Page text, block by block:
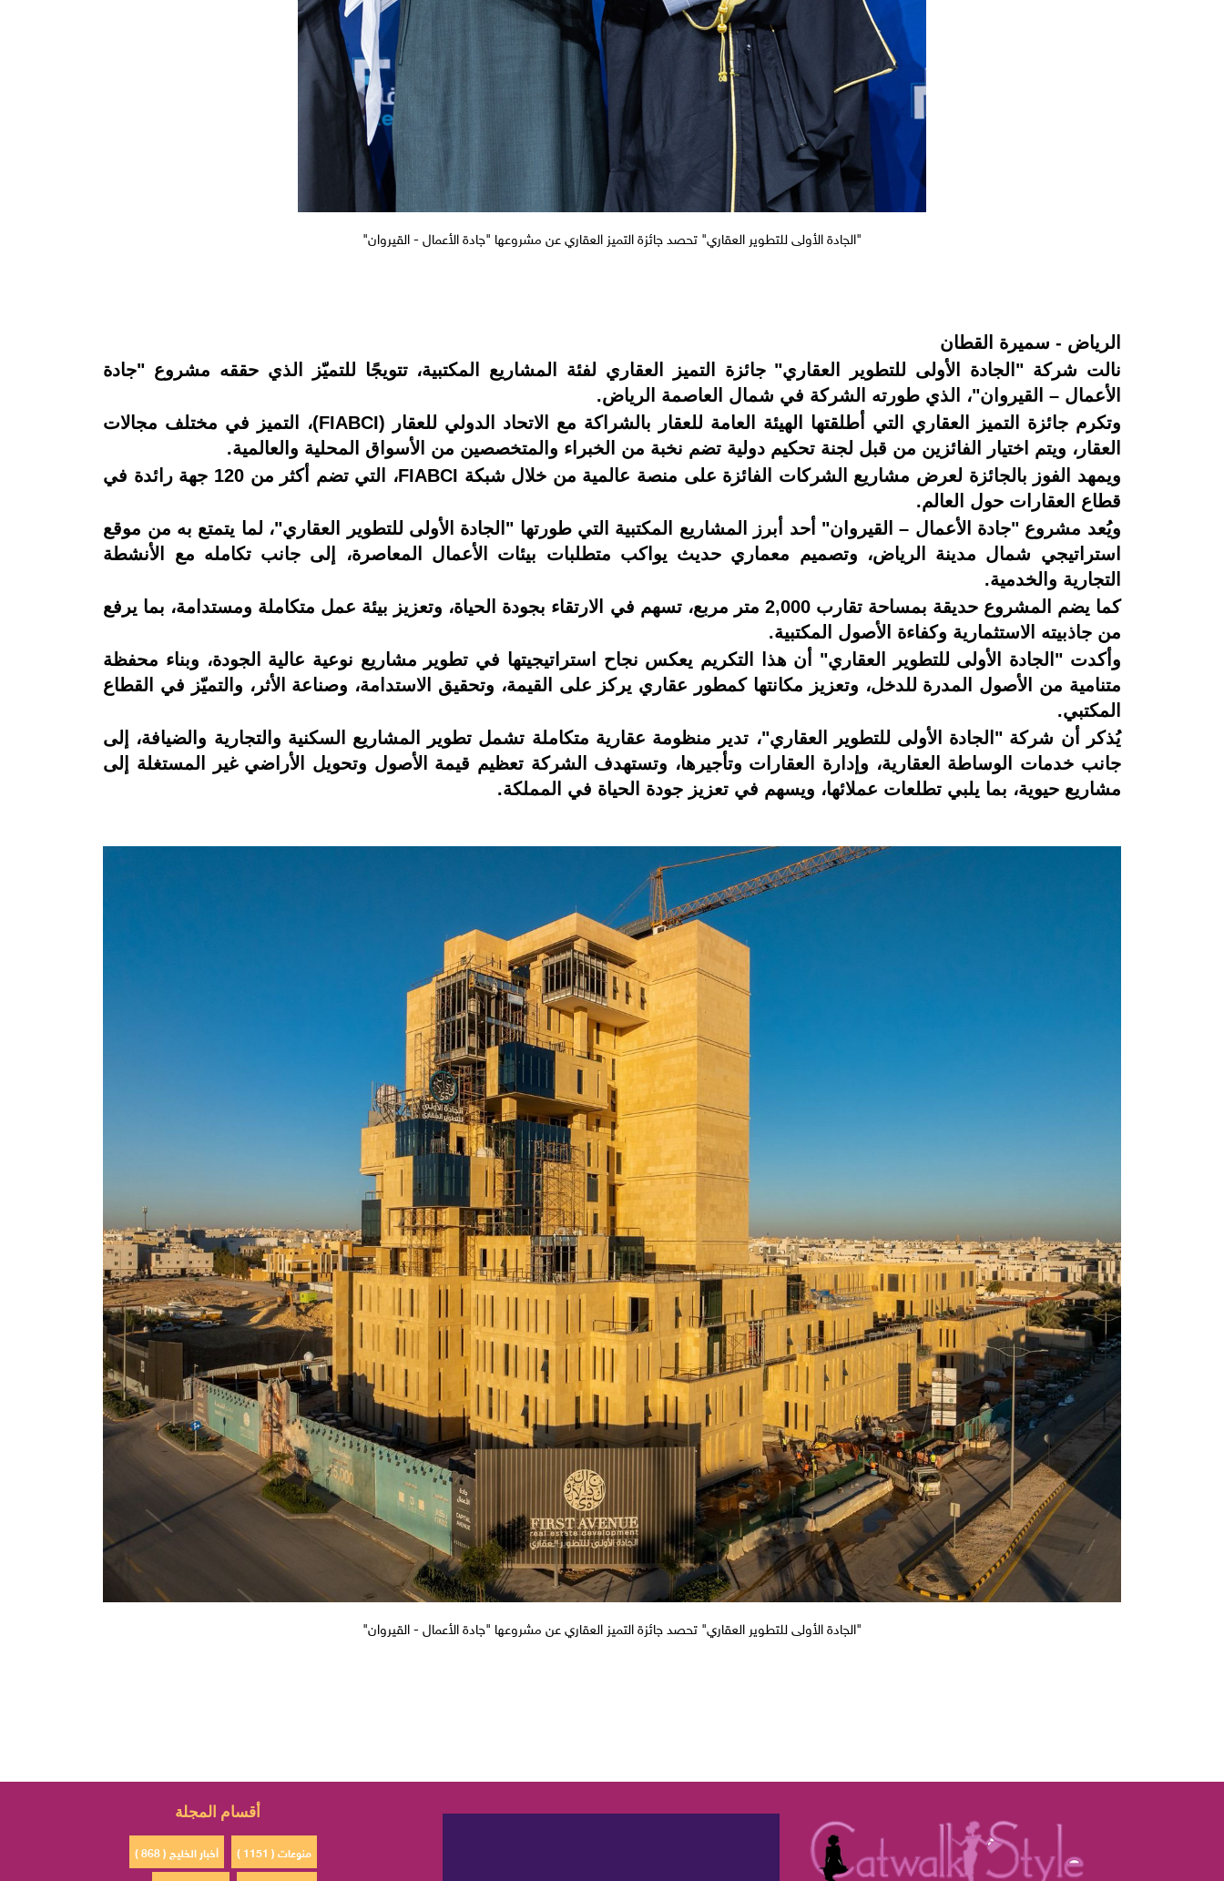
"الجادة الأولى للتطوير العقاري" تحصد جائزة التميز العقاري عن مشروعها "جادة الأعمال - القيروان"
الرياض - سميرة القطان
نالت شركة "الجادة الأولى للتطوير العقاري" جائزة التميز العقاري لفئة المشاريع المكتبية، تتويجًا للتميّز الذي حققه مشروع "جادة
الأعمال – القيروان"، الذي طورته الشركة في شمال العاصمة الرياض.
وتكرم جائزة التميز العقاري التي أطلقتها الهيئة العامة للعقار بالشراكة مع الاتحاد الدولي للعقار (FIABCI)، التميز في مختلف مجالات
العقار، ويتم اختيار الفائزين من قبل لجنة تحكيم دولية تضم نخبة من الخبراء والمتخصصين من الأسواق المحلية والعالمية.
ويمهد الفوز بالجائزة لعرض مشاريع الشركات الفائزة على منصة عالمية من خلال شبكة FIABCI، التي تضم أكثر من 120 جهة رائدة في
قطاع العقارات حول العالم.
ويُعد مشروع "جادة الأعمال – القيروان" أحد أبرز المشاريع المكتبية التي طورتها "الجادة الأولى للتطوير العقاري"، لما يتمتع به من موقع
استراتيجي شمال مدينة الرياض، وتصميم معماري حديث يواكب متطلبات بيئات الأعمال المعاصرة، إلى جانب تكامله مع الأنشطة
التجارية والخدمية.
كما يضم المشروع حديقة بمساحة تقارب 2,000 متر مربع، تسهم في الارتقاء بجودة الحياة، وتعزيز بيئة عمل متكاملة ومستدامة، بما يرفع
من جاذبيته الاستثمارية وكفاءة الأصول المكتبية.
وأكدت "الجادة الأولى للتطوير العقاري" أن هذا التكريم يعكس نجاح استراتيجيتها في تطوير مشاريع نوعية عالية الجودة، وبناء محفظة
متنامية من الأصول المدرة للدخل، وتعزيز مكانتها كمطور عقاري يركز على القيمة، وتحقيق الاستدامة، وصناعة الأثر، والتميّز في القطاع
المكتبي.
يُذكر أن شركة "الجادة الأولى للتطوير العقاري"، تدير منظومة عقارية متكاملة تشمل تطوير المشاريع السكنية والتجارية والضيافة، إلى
جانب خدمات الوساطة العقارية، وإدارة العقارات وتأجيرها، وتستهدف الشركة تعظيم قيمة الأصول وتحويل الأراضي غير المستغلة إلى
مشاريع حيوية، بما يلبي تطلعات عملائها، ويسهم في تعزيز جودة الحياة في المملكة.
"الجادة الأولى للتطوير العقاري" تحصد جائزة التميز العقاري عن مشروعها "جادة الأعمال - القيروان"
أقسام المجلة
أخبار الخليج ( 868 )
منوعات ( 1151 )